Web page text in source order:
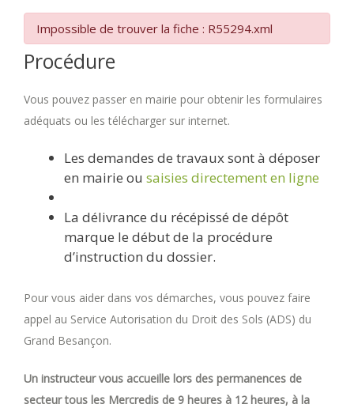
Impossible de trouver la fiche : R55294.xml
Procédure
Vous pouvez passer en mairie pour obtenir les formulaires
adéquats ou les télécharger sur internet.
Les demandes de travaux sont à déposer
en mairie ou saisies directement en ligne
La délivrance du récépissé de dépôt
marque le début de la procédure
d’instruction du dossier.
Pour vous aider dans vos démarches, vous pouvez faire
appel au Service Autorisation du Droit des Sols (ADS) du
Grand Besançon.
Un instructeur vous accueille lors des permanences de
secteur tous les Mercredis de 9 heures à 12 heures, à la